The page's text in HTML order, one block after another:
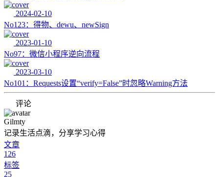
2024-02-10
No123：得物、dewu、newSign
2023-01-10
No97：微信小程序逆向流程
2023-03-10
No101：Requests设置“verify=False”时忽略Warning方法
评论
Gilmty
记录生活点滴，分享学习心得
文章
126
标签
25